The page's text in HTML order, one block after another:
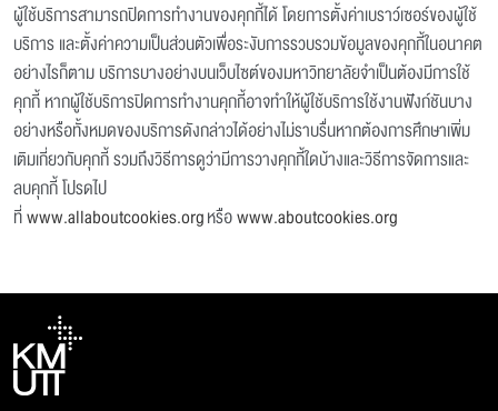
ผู้ใช้บริการสามารถปิดการทำงานของคุกกี้ได้ โดยการตั้งค่าเบราว์เซอร์ของผู้ใช้
บริการ และตั้งค่าความเป็นส่วนตัวเพื่อระงับการรวบรวมข้อมูลของคุกกี้ในอนาคต
อย่างไรก็ตาม บริการบางอย่างบนเว็บไซต์ของมหาวิทยาลัยจำเป็นต้องมีการใช้
คุกกี้ หากผู้ใช้บริการปิดการทำงานคุกกี้อาจทำให้ผู้ใช้บริการใช้งานฟังก์ชันบาง
อย่างหรือทั้งหมดของบริการดังกล่าวได้อย่างไม่ราบรื่นหากต้องการศึกษาเพิ่ม
เติมเกี่ยวกับคุกกี้ รวมถึงวิธีการดูว่ามีการวางคุกกี้ใดบ้างและวิธีการจัดการและ
ลบคุกกี้ โปรดไป
ที่www.allaboutcookies.orgหรือwww.aboutcookies.org